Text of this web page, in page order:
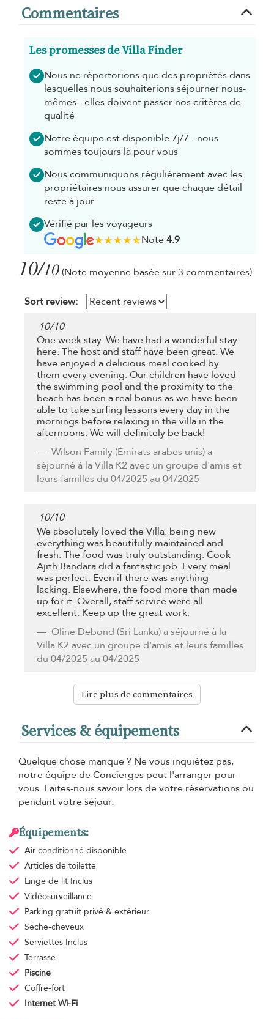
Commentaires
Les promesses de Villa Finder
Nous ne répertorions que des propriétés dans
lesquelles nous souhaiterions séjourner nous-
mêmes - elles doivent passer nos critères de
qualité
Notre équipe est disponible 7j/7 - nous
sommes toujours là pour vous
Nous communiquons régulièrement avec les
propriétaires nous assurer que chaque détail
reste à jour
Vérifié par les voyageurs
Note4.9
10/10 (Note moyenne basée sur 3 commentaires)
Sort review:
10/10
One week stay. We have had a wonderful stay
here. The host and staff have been great. We
have enjoyed a delicious meal cooked by
them every evening. Our children have loved
the swimming pool and the proximity to the
beach has been a real bonus as we have been
able to take surfing lessons every day in the
mornings before relaxing in the villa in the
afternoons. We will definitely be back!
Wilson Family (Émirats arabes unis) a
séjourné à la Villa K2 avec un groupe d'amis et
leurs familles du 04/2025 au 04/2025
10/10
We absolutely loved the Villa. being new
everything was beautifully maintained and
fresh. The food was truly outstanding. Cook
Ajith Bandara did a fantastic job. Every meal
was perfect. Even if there was anything
lacking. Elsewhere, the food more than made
up for it. Overall, staff service were all
excellent. Keep up the great work.
Oline Debond (Sri Lanka) a séjourné à la
Villa K2 avec un groupe d'amis et leurs familles
du 04/2025 au 04/2025
Lire plus de commentaires
Services & équipements
Quelque chose manque ? Ne vous inquiétez pas,
notre équipe de Concierges peut l'arranger pour
vous. Faites-nous savoir lors de votre réservations ou
pendant votre séjour.
Équipements:
Air conditionné disponible
Articles de toilette
Linge de lit Inclus
Vidéosurveillance
Parking gratuit privé & extérieur
Sèche-cheveux
Serviettes Inclus
Terrasse
Piscine
Coffre-fort
Internet Wi-Fi